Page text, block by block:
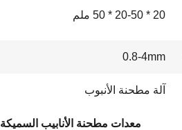
20 * 20-50 * 50 ملم
0.8-4mm
آلة مطحنة الأنبوب
معدات مطحنة الأنابيب السميكة 4 مم